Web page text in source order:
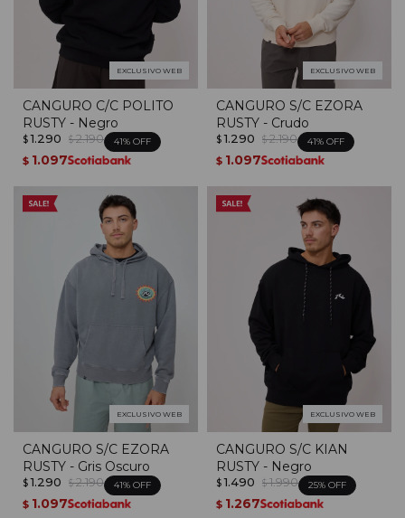
EXCLUSIVO WEB
CANGURO C/C POLITO
RUSTY - Negro
$ 1.290 $ 2.190 41
$ 1.097
EXCLUSIVO WEB
CANGURO S/C EZORA
RUSTY - Crudo
$ 1.290 $ 2.190 41
$ 1.097
EXCLUSIVO WEB
CANGURO S/C EZORA
RUSTY - Gris Oscuro
$ 1.290 $ 2.190 41
$ 1.097
EXCLUSIVO WEB
CANGURO S/C KIAN
RUSTY - Negro
$ 1.490 $ 1.990 25
$ 1.267